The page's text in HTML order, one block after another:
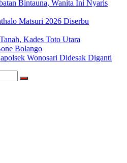
Bintauna, Wanita Ini Nyaris
Matsuri 2026 Diserbu
Kades Toto Utara
Bolango
Wonosari Didesak Diganti
Search